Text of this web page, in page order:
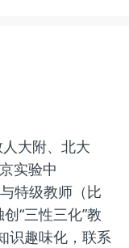
大附、北大
实验中
特级教师（比
“三性三化”教
识趣味化，联系